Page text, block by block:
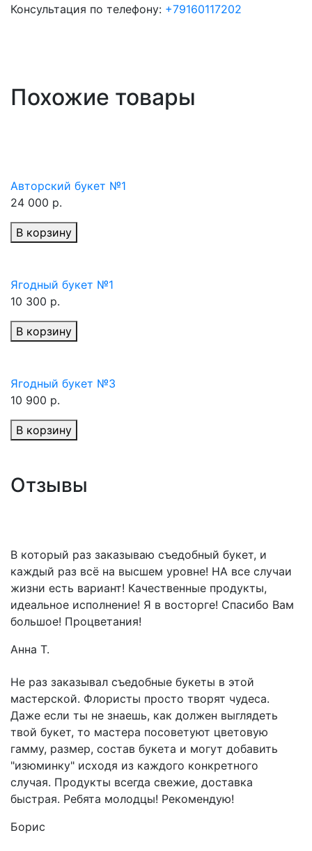
Консультация по телефону: +79160117202
Похожие товары
Авторский букет №1
24 000 р.
В корзину
Ягодный букет №1
10 300 р.
В корзину
Ягодный букет №3
10 900 р.
В корзину
Отзывы
В который раз заказываю съедобный букет, и
каждый раз всё на высшем уровне! НА все случаи
жизни есть вариант! Качественные продукты,
идеальное исполнение! Я в восторге! Спасибо Вам
большое! Процветания!
Анна Т.
Не раз заказывал съедобные букеты в этой
мастерской. Флористы просто творят чудеса.
Даже если ты не знаешь, как должен выглядеть
твой букет, то мастера посоветуют цветовую
гамму, размер, состав букета и могут добавить
"изюминку" исходя из каждого конкретного
случая. Продукты всегда свежие, доставка
быстрая. Ребята молодцы! Рекомендую!
Борис